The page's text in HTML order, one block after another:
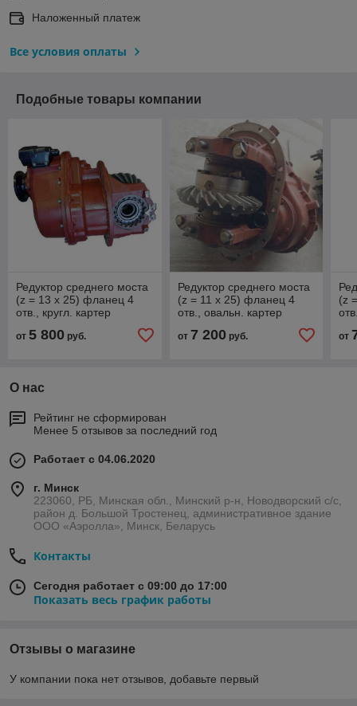
Наложенный платеж
Все условия оплаты
Подобные товары компании
Редуктор среднего моста
(z = 13 x 25) фланец 4
отв., кругл. картер
от 5 800 руб.
Редуктор среднего моста
(z = 11 x 25) фланец 4
отв., овальн. картер
от 7 200руб.
(z
от
О нас
Рейтинг не сформирован
Менее 5 отзывов за последний год
Работает с 04.06.2020
г. Минск
223060, РБ, Минская обл., Минский р-н, Новодворский с/с,
район д. Большой Тростенец, административное здание
ООО «Аэролла», Минск, Беларусь
Контакты
Сегодня работает с 09:00 до 17:00
Показать весь график работы
Отзывы о магазине
У компании пока нет отзывов, добавьте первый